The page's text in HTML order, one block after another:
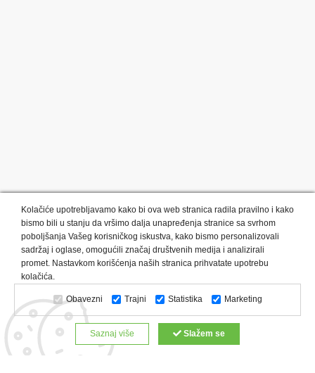
Kategorije proizvoda: Olovke i markeri
Privesci i trakice
Upaljači
USB Tehnologija Tekstil
Kačketi i kape
Notesi i rokovnici
Kancelarija Satovi
Kišobrani
Torbe i putovanja
Kuhinjski setovi
Alati i oprema
Relaksacija, lepota i zdravlje
Kalendari
Custom proizvodi
Digitalna štampa
Kolačiće upotrebljavamo kako bi ova web stranica radila pravilno i kako
bismo bili u stanju da vršimo dalja unapređenja stranice sa svrhom
poboljšanja Vašeg korisničkog iskustva, kako bismo personalizovali
sadržaj i oglase, omogućili značaj društvenih medija i analizirali
promet. Nastavkom korišćenja naših stranica prihvatate upotrebu
kolačića.
Obavezni Trajni Statistika Marketing
Saznaj više Slažem se